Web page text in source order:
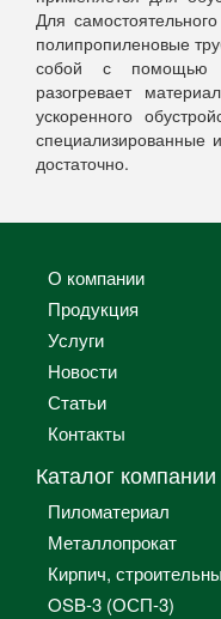
Для
полипропиленовые
собой с помощью
разогревает
ускоренного
специализированные
достаточно.
О компании
Продукция
Услуги
Новости
Статьи
Контакты
Каталог
Пиломатериал
Металлопрокат
Кирпич,
OSB-3 (ОСП-3)